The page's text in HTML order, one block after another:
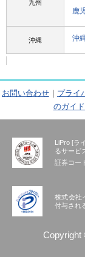
九州
鹿
沖縄 沖
お問い合わせ ｜ プライ
のガイ
LiPro [ラ
るサービ
証券コー
株式会社
付与され
Copyright